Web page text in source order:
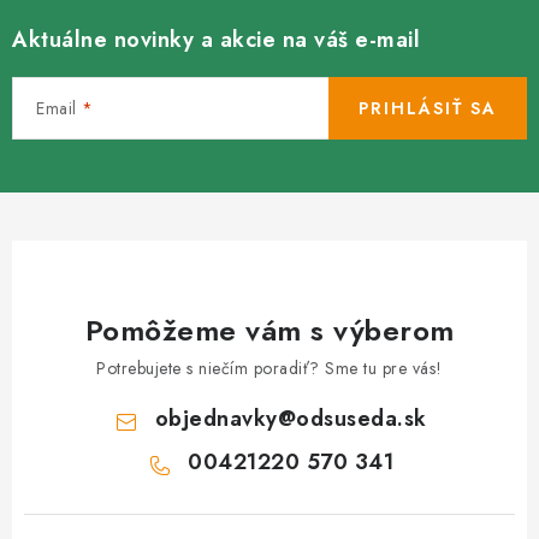
Aktuálne novinky a akcie na váš e-mail
Email PRIHLÁSIŤ SA
Pomôžeme vám s výberom
Potrebujete s niečím poradiť? Sme tu pre vás!
objednavky@odsuseda.sk
00421220 570 341